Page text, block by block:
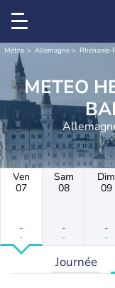
Météo Allemagne Rhénanie-
METEO
Ven
07
-
-
Sam
08
-
-
Dim
09
-
-
Journée